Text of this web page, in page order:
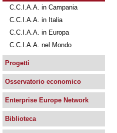
C.C.I.A.A. in Campania
C.C.I.A.A. in Italia
C.C.I.A.A. in Europa
C.C.I.A.A. nel Mondo
Progetti
Osservatorio economico
Enterprise Europe Network
Biblioteca